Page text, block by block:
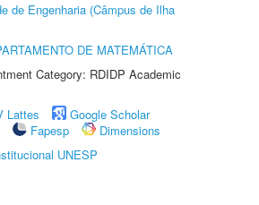
de Engenharia (Câmpus de Ilha
DE MATEMÁTICA
Category: RDIDP Academic
Lattes
Google Scholar
Fapesp
Dimensions
UNESP